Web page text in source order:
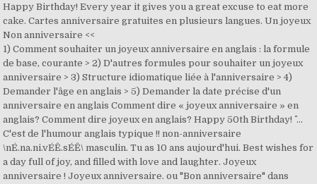
Happy Birthday! Every year it gives you a great excuse to eat more
cake. Cartes anniversaire gratuites en plusieurs langues. Un joyeux
Non anniversaire <<
1) Comment souhaiter un joyeux anniversaire en anglais : la formule
de base, courante > 2) D'autres formules pour souhaiter un joyeux
anniversaire > 3) Structure idiomatique liée à l'anniversaire > 4)
Demander l'âge en anglais > 5) Demander la date précise d'un
anniversaire en anglais Comment dire « joyeux anniversaire » en
anglais? Comment dire joyeux en anglais? Happy 50th Birthday! ^^ ...
C'est de l'humour anglais typique !! non-anniversaire
\nÉ.na.ni.vÉÊ.sÉÊ\ masculin. Tu as 10 ans aujourd'hui. Best wishes for
a day full of joy, and filled with love and laughter. Joyeux
anniversaire ! Joyeux anniversaire. ou "Bon anniversaire" dans